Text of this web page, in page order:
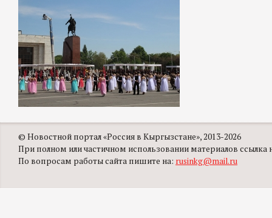
© Новостной портал «Россия в Кыргызстане», 2013-2026
При полном или частичном использовании материалов ссылка
По вопросам работы сайта пишите на: rusinkg@mail.ru